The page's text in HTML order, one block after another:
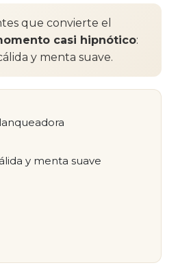
que convierte el
casi hipnótico:
y menta suave.
y menta suave